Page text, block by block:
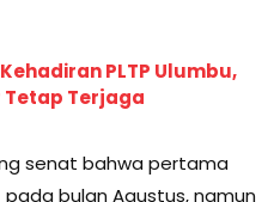
PLTP Ulumbu,
Tetap Terjaga
senat bahwa pertama
bulan Agustus, namun